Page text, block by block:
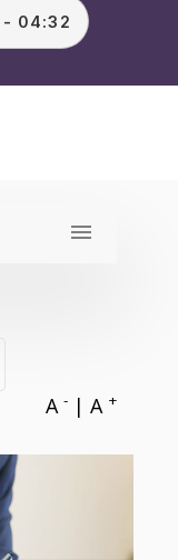
ECOUTER L'ARTICLE - 04:32
A - | A +